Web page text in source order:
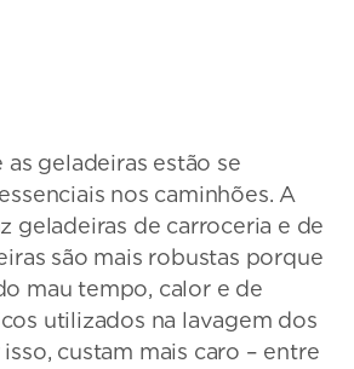
as geladeiras estão se
nos caminhões. A
geladeiras de carroceria e de
são mais robustas porque
mau tempo, calor e de
utilizados na lavagem dos
custam mais caro – entre